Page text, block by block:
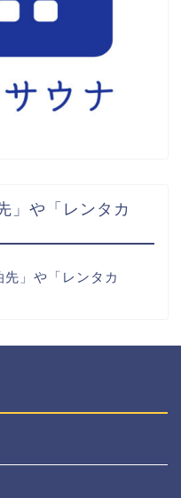
」や「レンタカ
」や「レンタカ